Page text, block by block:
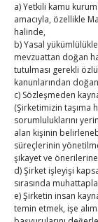
a) Yetkili kamu
amacıyla, özellikle
halinde,
b) Yasal
mevzuattan doğan
tutulması gerekli
kanunlarından
c) Sözleşmeden
(Şirketimizin taşıma
sorumluluklarını
alan kişinin
süreçlerinin
şikayet ve
d) Şirket işleyişi
sırasında
e) Şirketin insan
temin etmek, işe
10
11
17
18
24
25
31
E-BÜLTEN
Kasaba
TOBB HABER